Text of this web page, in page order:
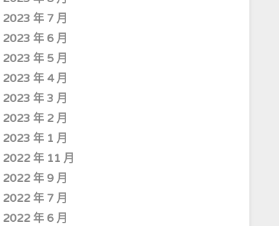
2023 年 7 月
2023 年 6 月
2023 年 5 月
2023 年 4 月
2023 年 3 月
2023 年 2 月
2023 年 1 月
2022 年 11 月
2022 年 9 月
2022 年 7 月
2022 年 6 月